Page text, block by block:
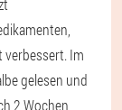
verbessert. Im
gelesen und
2 Wochen